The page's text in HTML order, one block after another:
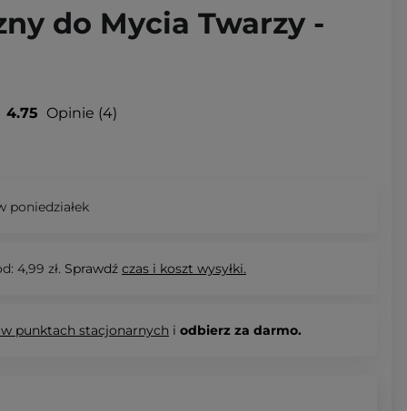
do Mycia Twarzy -
4.75 Opinie 4
poniedziałek
4,99 zł. Sprawdź czas i koszt wysyłki.
punktach stacjonarnych i odbierz za darmo.